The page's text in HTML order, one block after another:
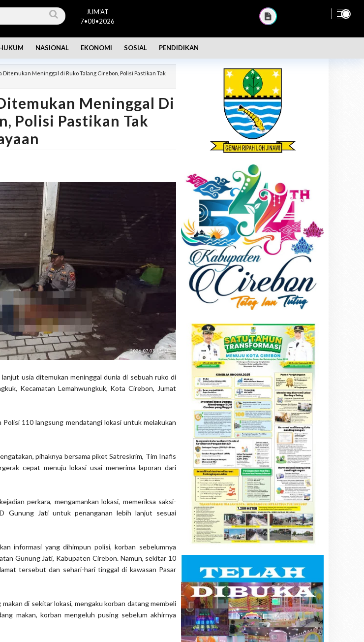
JUM'AT
7•08•2026
NASIONAL EKONOMI SOSIAL PENDIDIKAN
Ditemukan Meninggal di Ruko Talang Cirebon, Polisi Pastikan Tak
Meninggal Di
Polisi Pastikan Tak
lanjut usia ditemukan meninggal dunia di sebuah ruko di
Kecamatan Lemahwungkuk, Kota Cirebon, Jumat
Polisi 110 langsung mendatangi lokasi untuk melakukan
pihaknya bersama piket Satreskrim, Tim Inafis
cepat menuju lokasi usai menerima laporan dari
perkara, mengamankan lokasi, memeriksa saksi-
Gunung Jati untuk penanganan lebih lanjut sesuai
informasi yang dihimpun polisi, korban sebelumnya
Gunung Jati, Kabupaten Cirebon. Namun, sekitar 10
tersebut dan sehari-hari tinggal di kawasan Pasar
di sekitar lokasi, mengaku korban datang membeli
makan, korban mengeluh pusing sebelum akhirnya